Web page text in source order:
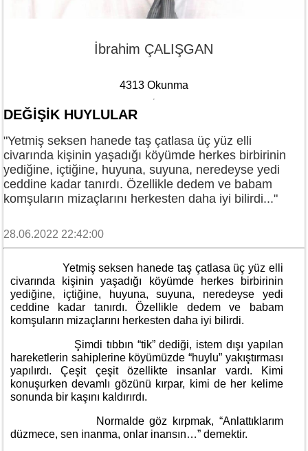
İbrahim ÇALIŞGAN
4313 Okunma
DEĞİŞİK HUYLULAR
"Yetmiş seksen hanede taş çatlasa üç yüz elli
civarında kişinin yaşadığı köyümde herkes birbirinin
yediğine, içtiğine, huyuna, suyuna, neredeyse yedi
ceddine kadar tanırdı. Özellikle dedem ve babam
komşuların mizaçlarını herkesten daha iyi bilirdi..."
28.06.2022 22:42:00
Yetmiş seksen hanede taş çatlasa üç yüz elli
civarında kişinin yaşadığı köyümde herkes birbirinin
yediğine, içtiğine, huyuna, suyuna, neredeyse yedi
ceddine kadar tanırdı. Özellikle dedem ve babam
komşuların mizaçlarını herkesten daha iyi bilirdi.
Şimdi tıbbın “tik” dediği, istem dışı yapılan
hareketlerin sahiplerine köyümüzde “huylu” yakıştırması
yapılırdı. Çeşit çeşit özellikte insanlar vardı. Kimi
konuşurken devamlı gözünü kırpar, kimi de her kelime
sonunda bir kaşını kaldırırdı.
Normalde göz kırpmak, “Anlattıklarım
düzmece, sen inanma, onlar inansın…” demektir.